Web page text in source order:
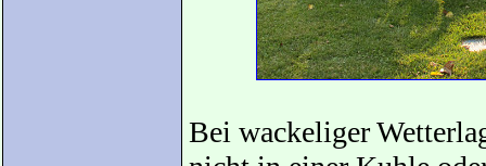
Bei wackeliger